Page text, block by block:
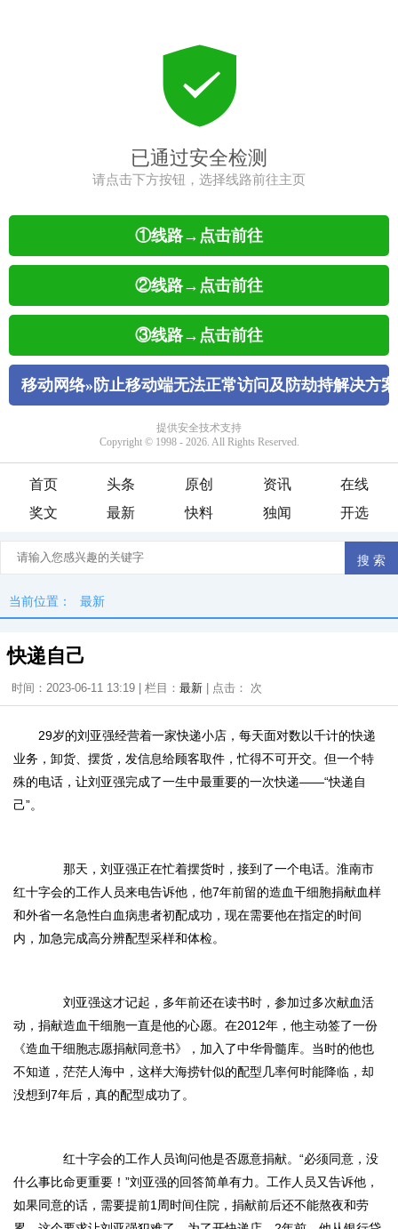
首页 头条 原创 资讯
在线
奖文
最新 快料 独闻 开选
当前位置： 最新
快递自己
时间：2023-06-11 13:19 | 栏目： 最新 | 点击： 次
29岁的刘亚强经营着一家快递小店，每天面对数以千计的快递
业务，卸货、摆货，发信息给顾客取件，忙得不可开交。但一个特
殊的电话，让刘亚强完成了一生中最重要的一次快递——“快递自
己”。
那天，刘亚强正在忙着摆货时，接到了一个电话。淮南市
红十字会的工作人员来电告诉他，他7年前留的造血干细胞捐献血样
和外省一名急性白血病患者初配成功，现在需要他在指定的时间
内，加急完成高分辨配型采样和体检。
刘亚强这才记起，多年前还在读书时，参加过多次献血活
动，捐献造血干细胞一直是他的心愿。在2012年，他主动签了一份
《造血干细胞志愿捐献同意书》，加入了中华骨髓库。当时的他也
不知道，茫茫人海中，这样大海捞针似的配型几率何时能降临，却
没想到7年后，真的配型成功了。
红十字会的工作人员询问他是否愿意捐献。“必须同意，没
什么事比命更重要！”刘亚强的回答简单有力。工作人员又告诉他，
如果同意的话，需要提前1周时间住院，捐献前后还不能熬夜和劳